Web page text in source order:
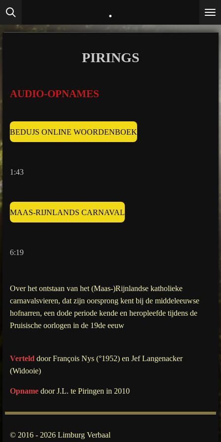
Ga
direct
naar
.
PIRINGS
AUDIO-OPNAMES
BEDUJS ONLINE WOORDENBOEK
1:43
MAAS-RIJNLANDS CARNAVAL
6:19
Over het ontstaan van het (Maas-)Rijnlandse katholieke
carnavalsvieren, dat zijn oorsprong kent bij de middeleeuwse
hofnarren, een dode periode kende en heropleefde tijdens de
Pruisische oorlogen in de 19de eeuw
Verteld door François Nys (°1952) en Jef Langenacker
(Widooie)
Opname door J.L. te Piringen in 2010
© 2016 - 2026 Limburg Verbaal